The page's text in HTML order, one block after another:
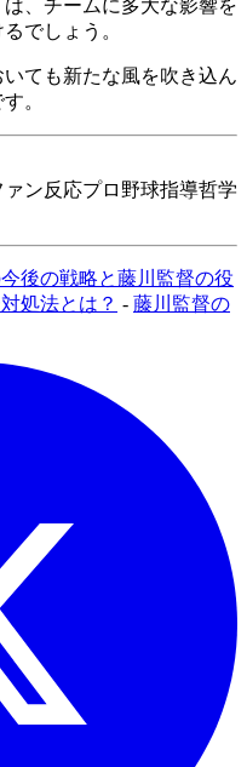
、チームに多大な影響を
でしょう。
ても新たな風を吹き込ん
。
後の戦略と藤川監督の役
処法とは？ - 藤川監督の